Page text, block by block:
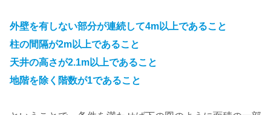
外壁を有しない部分が連続して4m以上であること
柱の間隔が2m以上であること
天井の高さが2.1m以上であること
地階を除く階数が1であること